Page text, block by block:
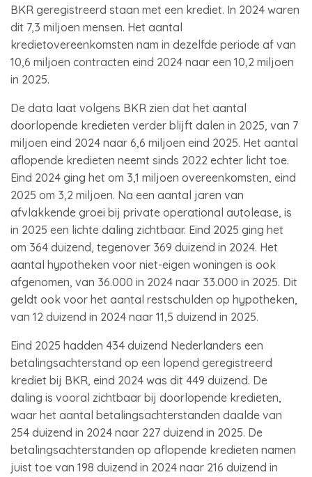
BKR geregistreerd staan met een krediet. In 2024 waren
dit 7,3 miljoen mensen. Het aantal
kredietovereenkomsten nam in dezelfde periode af van
10,6 miljoen contracten eind 2024 naar een 10,2 miljoen
in 2025.
De data laat volgens BKR zien dat het aantal
doorlopende kredieten verder blijft dalen in 2025, van 7
miljoen eind 2024 naar 6,6 miljoen eind 2025. Het aantal
aflopende kredieten neemt sinds 2022 echter licht toe.
Eind 2024 ging het om 3,1 miljoen overeenkomsten, eind
2025 om 3,2 miljoen. Na een aantal jaren van
afvlakkende groei bij private operational autolease, is
in 2025 een lichte daling zichtbaar. Eind 2025 ging het
om 364 duizend, tegenover 369 duizend in 2024. Het
aantal hypotheken voor niet-eigen woningen is ook
afgenomen, van 36.000 in 2024 naar 33.000 in 2025. Dit
geldt ook voor het aantal restschulden op hypotheken,
van 12 duizend in 2024 naar 11,5 duizend in 2025.
Eind 2025 hadden 434 duizend Nederlanders een
betalingsachterstand op een lopend geregistreerd
krediet bij BKR, eind 2024 was dit 449 duizend. De
daling is vooral zichtbaar bij doorlopende kredieten,
waar het aantal betalingsachterstanden daalde van
254 duizend in 2024 naar 227 duizend in 2025. De
betalingsachterstanden op aflopende kredieten namen
juist toe van 198 duizend in 2024 naar 216 duizend in